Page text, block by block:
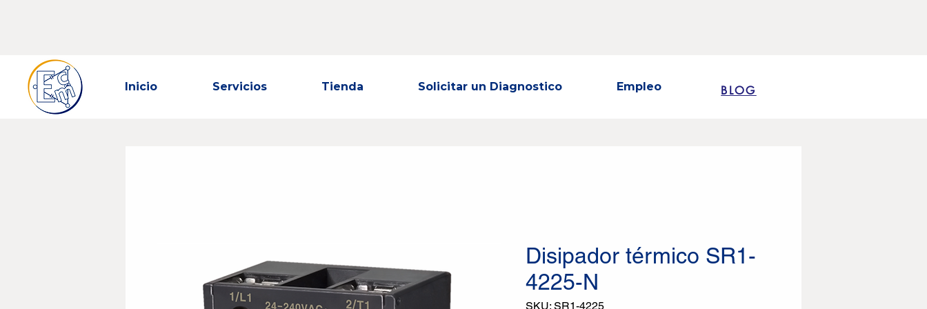
Disipador térmico SR1-
4225-N
SKU: SR1-4225
Inicio Servicios Tienda Solicitar un Diagnostico Empleo BLOG